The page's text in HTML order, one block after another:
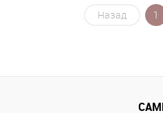
В наличии
В
Назад 1